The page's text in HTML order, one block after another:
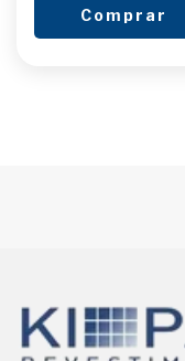
Comprar